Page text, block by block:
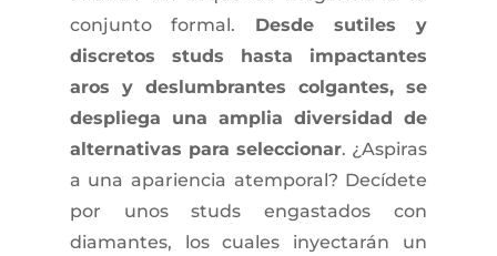
conjunto formal. Desde sutiles y
discretos studs hasta impactantes
aros y deslumbrantes colgantes, se
despliega una amplia diversidad de
alternativas para seleccionar. ¿Aspiras
a una apariencia atemporal? Decídete
por unos studs engastados con
diamantes, los cuales inyectarán un